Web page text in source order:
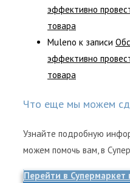
эффективно
товара
Muleno к записи
эффективно
товара
Что еще мы можем
Узнайте подробную
можем помочь вам, в
Перейти в Супермаркет